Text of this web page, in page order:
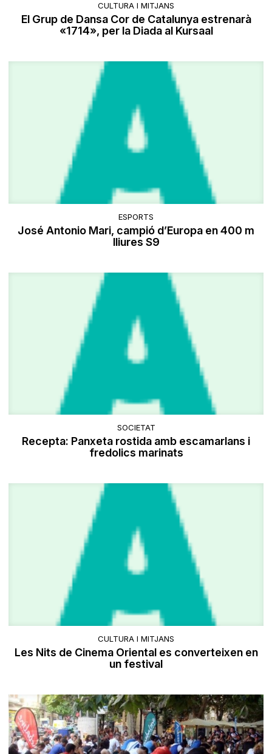
CULTURA I MITJANS
El Grup de Dansa Cor de Catalunya estrenarà
«1714», per la Diada al Kursaal
ESPORTS
José Antonio Mari, campió d’Europa en 400 m
lliures S9
SOCIETAT
Recepta: Panxeta rostida amb escamarlans i
fredolics marinats
CULTURA I MITJANS
Les Nits de Cinema Oriental es converteixen en
un festival